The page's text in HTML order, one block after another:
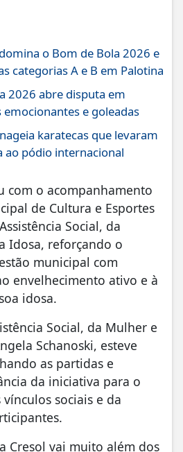
o Bom de Bola 2026 e
categorias A e B em Palotina
2026 abre disputa em
e goleadas
karatecas que levaram
ao pódio internacional
com o acompanhamento
de Cultura e Esportes
Social, da
Idosa, reforçando o
municipal com
envelhecimento ativo e à
idosa.
Social, da Mulher e
Schanoski, esteve
as partidas e
da iniciativa para o
sociais e da
Cresol vai muito além dos